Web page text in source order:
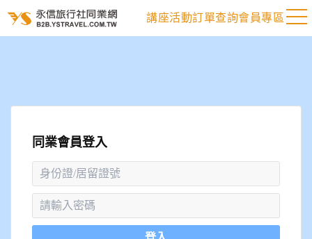
講座活動訂單查詢會員專區
同業會員登入